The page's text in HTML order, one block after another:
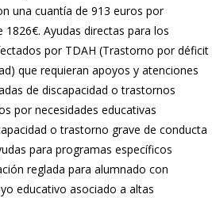
una cuantía de 913 euros por
Ayudas directas para los
por TDAH (Trastorno por déficit
que requieran apoyos y atenciones
de discapacidad o trastornos
por necesidades educativas
o trastorno grave de conducta
para programas específicos
reglada para alumnado con
educativo asociado a altas